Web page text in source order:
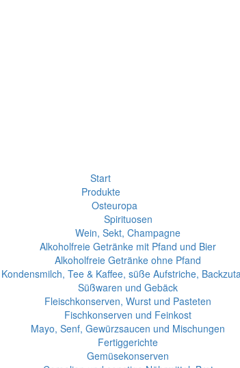
Start
Produkte
Osteuropa
Spirituosen
Wein, Sekt, Champagne
Alkoholfreie Getränke mit Pfand und Bier
Alkoholfreie Getränke ohne Pfand
Kondensmilch, Tee & Kaffee, süße Aufstriche,
Süßwaren und Gebäck
Fleischkonserven, Wurst und Pasteten
Fischkonserven und Feinkost
Mayo, Senf, Gewürzsaucen und Mischungen
Fertiggerichte
Gemüsekonserven